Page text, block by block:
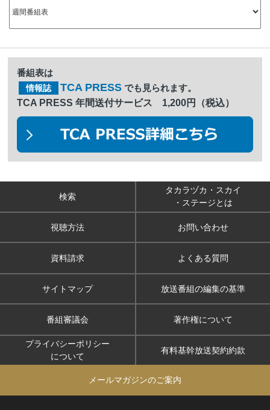
番組表は
情報誌 TCA PRESS でも見られます。
TCA PRESS 年間送付サービス 1,200円（税込）
検索
タカラヅカ・スカイ
・ステージとは
視聴方法 お問い合わせ
資料請求 よくある質問
サイトマップ 放送番組の編集の基準
番組審議会 著作権について
プライバシーポリシー
について
有料基幹放送契約約款
メールマガジンのご案内